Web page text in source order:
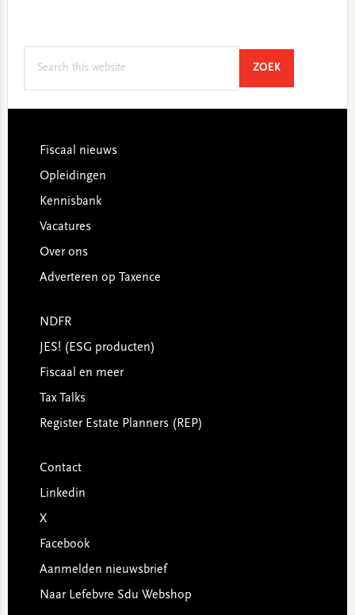
ZOEKSEARCH
Footer
Fiscaal nieuws
Opleidingen
Kennisbank
Vacatures
Over ons
Adverteren op Taxence
NDFR
JES! (ESG producten)
Fiscaal en meer
Tax Talks
Register Estate Planners (REP)
Contact
Linkedin
X
Facebook
Aanmelden nieuwsbrief
Naar Lefebvre Sdu Webshop